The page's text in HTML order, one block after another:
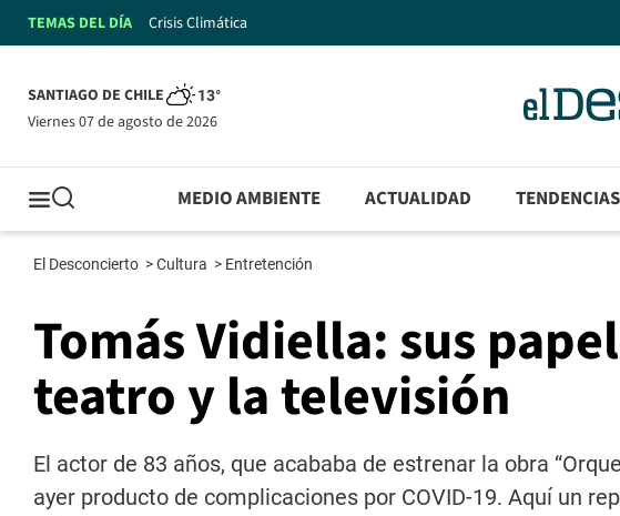
TEMAS DEL DÍA Crisis Climática
SANTIAGO DE CHILE 13°
viernes 07 de agosto de 2026
MEDIO AMBIENTE ACTUALIDAD TENDENCIAS
El Desconcierto >Cultura > Entretención
Tomás Vidiella: sus
teatro y la televisión
El actor de 83 años, que acababa de estrenar la obra
ayer producto de complicaciones por COVID-19. Aquí un